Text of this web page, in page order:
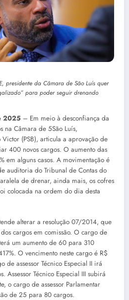
presidente da Câmara de São Luís quer
para poder seguir drenando
2025 – Em meio à desconfiança da
na Câmara de 5São Luís,
(PSB), articula a aprovação de
400 novos cargos. O aumento das
em alguns casos. A movimentação é
auditoria do Tribunal de Contas do
de drenar, ainda mais, os cofres
colocada na ordem do dia desta
alterar a resolução 07/2014, que
cargos em comissão. O cargo de
um aumento de 60 para 310
O vencimento neste cargo é R$
de assessor Técnico Especial II irá
Assessor Técnico Especial III subirá
o cargo de assessor Parlamentar
de 25 para 80 cargos.